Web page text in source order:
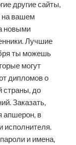
другие сайты,
на вашем
новыми
Лучшие
ты можешь
могут
дипломов о
страны, до
Заказать,
апшерон, в
исполнителя.
и имена,